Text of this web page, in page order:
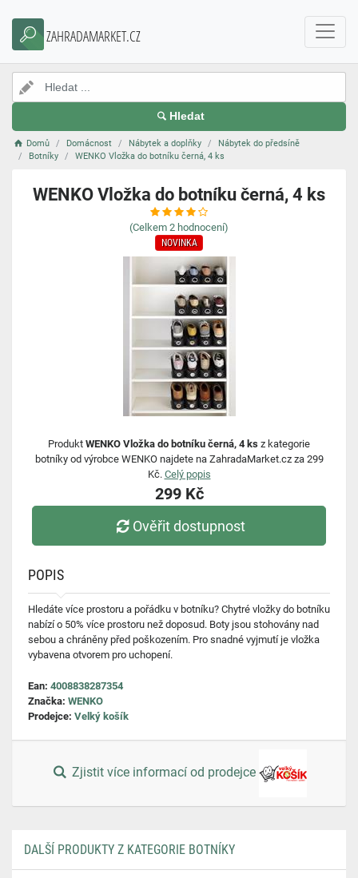
ZAHRADAMARKET.CZ
Hledat
Domů Domácnost Nábytek a doplňky
Nábytek do předsíně
Botníky
WENKO Vložka do botníku černá, 4 ks
WENKO Vložka do botníku černá, 4 ks
(Celkem 2 hodnocení)
NOVINKA
Produkt WENKO Vložka do botníku černá, 4 ks z kategorie
botníky od výrobce WENKO najdete na ZahradaMarket.cz za 299
Kč. Celý popis
299 Kč
Ověřit dostupnost
POPIS
Hledáte více prostoru a pořádku v botníku? Chytré vložky do botníku
nabízí o 50% více prostoru než doposud. Boty jsou stohovány nad
sebou a chráněny před poškozením. Pro snadné vyjmutí je vložka
vybavena otvorem pro uchopení.
Ean: 4008838287354
Značka: WENKO
Prodejce: Velký košík
Zjistit více informací od prodejce
DALŠÍ PRODUKTY Z KATEGORIE BOTNÍKY